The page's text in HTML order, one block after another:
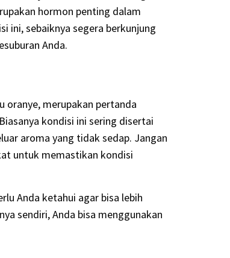
hormon penting dalam
ini, sebaiknya segera berkunjung
Anda.
oranye, merupakan pertanda
kondisi ini sering disertai
aroma yang tidak sedap. Jangan
untuk memastikan kondisi
Anda ketahui agar bisa lebih
sendiri, Anda bisa menggunakan